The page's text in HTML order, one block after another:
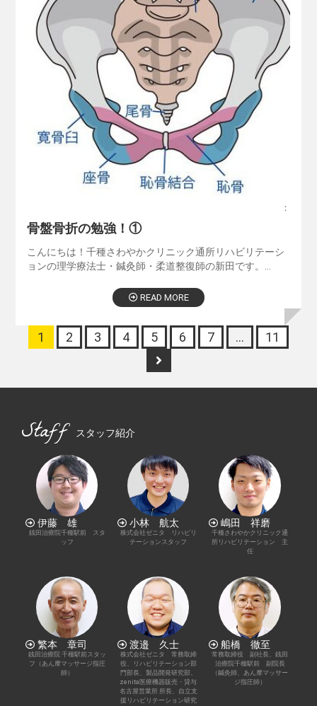
：
骨盤骨折の勉強！①
こんにちは！千種さわやかクリニック通所リハビリテーシ
ョンの理学療法士・鍼灸師・柔道整復師の新田です。…
READ MORE
1 2 3 4 5 6 7 … 11
Staff スタッフ紹介
伊藤 雄
銭田治療院千種駅前 スタ
ッフ
小林 航太
株式会社ゼニタ リハビリ
テーションスタッフ
嶋田 祥磨
千種さわやかクリニック通
所リハビリテーション 主
任
繁本 章司
銭田治療院 千種駅前スタッ
フ（あん摩マッサージ指圧
師）
渡邉 久士
株式会社ゼニタ 常務取締
役、リハビリテーション部
門部長、製品開発研究部、
zenita医療機器販売・貸与
名古屋営業所 所長、自立支
援リハビリテーション研究
船橋 徹至
常務取締役 副社長、銭田
治療院千種駅前 副院長
（鍼灸師、あん摩マッサー
ジ指圧師）